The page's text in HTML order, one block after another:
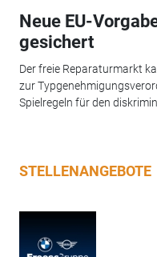
Neue EU-
gesichert
Der freie Reparaturmarkt
zur
Spielregeln für den
STELLENANGEBOTE